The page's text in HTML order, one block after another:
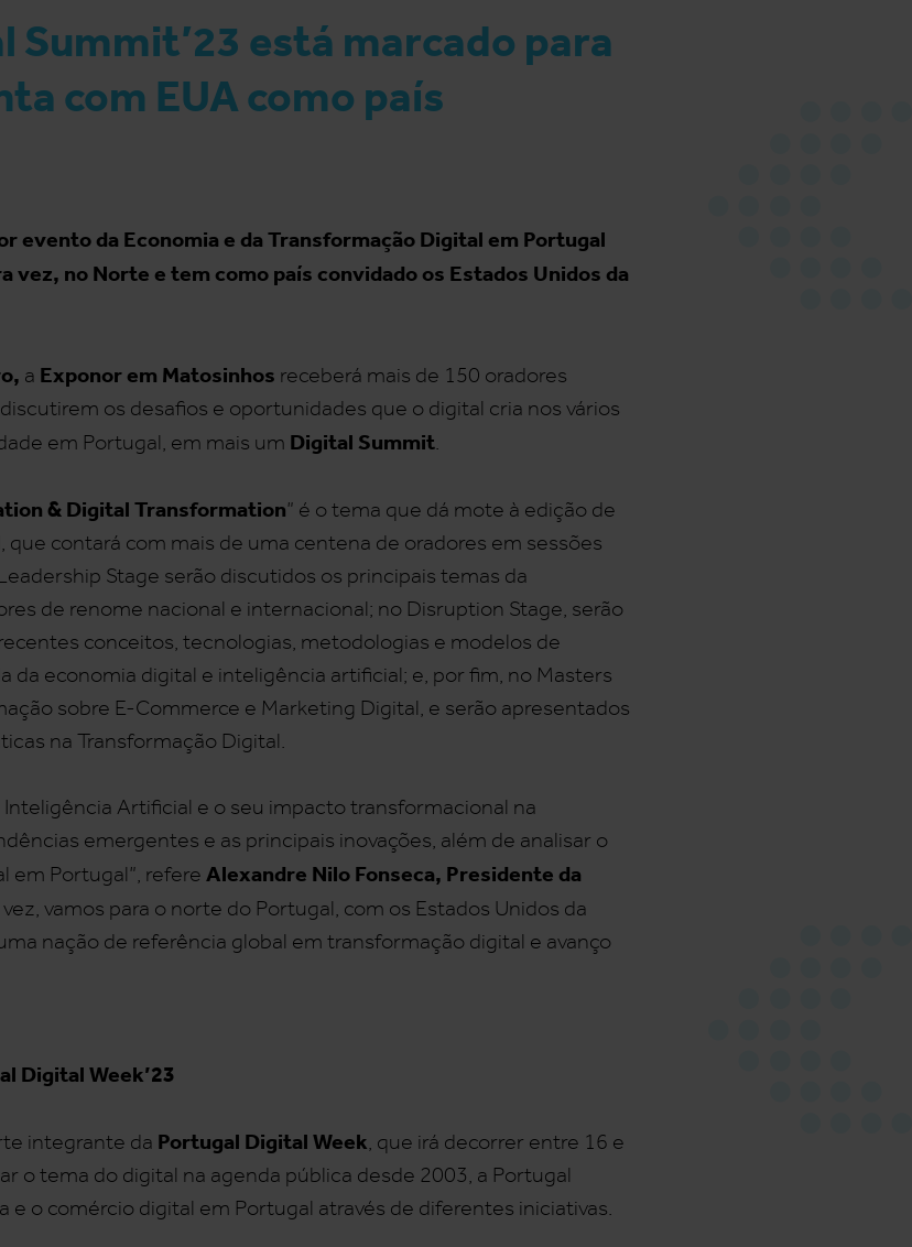
Summit’23 está marcado para
com EUA como país
evento da Economia e da Transformação Digital em Portugal
vez, no Norte e tem como país convidado os Estados Unidos da
a Exponor em Matosinhos receberá mais de 150 oradores
os desafios e oportunidades que o digital cria nos vários
em Portugal, em mais um Digital Summit.
& Digital Transformation” é o tema que dá mote à edição de
que contará com mais de uma centena de oradores em sessões
Stage serão discutidos os principais temas da
de renome nacional e internacional; no Disruption Stage, serão
conceitos, tecnologias, metodologias e modelos de
da economia digital e inteligência artificial; e, por fim, no Masters
sobre E-Commerce e Marketing Digital, e serão apresentados
na Transformação Digital.
Artificial e o seu impacto transformacional na
emergentes e as principais inovações, além de analisar o
em Portugal”, refere Alexandre Nilo Fonseca, Presidente da
vamos para o norte do Portugal, com os Estados Unidos da
nação de referência global em transformação digital e avanço
Digital Week’23
integrante da Portugal Digital Week, que irá decorrer entre 16 e
o tema do digital na agenda pública desde 2003, a Portugal
e o comércio digital em Portugal através de diferentes iniciativas.